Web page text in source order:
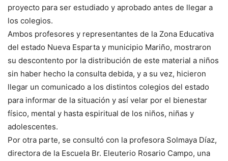
proyecto para ser estudiado y aprobado antes de llegar a
los colegios.
Ambos profesores y representantes de la Zona Educativa
del estado Nueva Esparta y municipio Mariño, mostraron
su descontento por la distribución de este material a niños
sin haber hecho la consulta debida, y a su vez, hicieron
llegar un comunicado a los distintos colegios del estado
para informar de la situación y así velar por el bienestar
físico, mental y hasta espiritual de los niños, niñas y
adolescentes.
Por otra parte, se consultó con la profesora Solmaya Díaz,
directora de la Escuela Br. Eleuterio Rosario Campo, una